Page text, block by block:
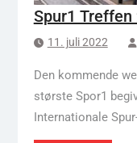
Spur1 Treffen
11. juli 2022
Den kommende
største Spor1
Internationale